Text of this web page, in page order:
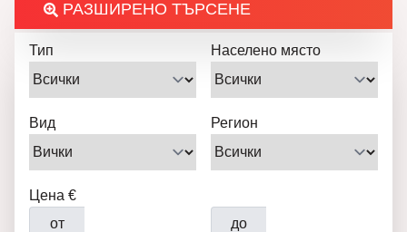
РАЗШИРЕНО ТЪРСЕНЕ
Тип Населено място
Вид Регион
Цена €
от
до